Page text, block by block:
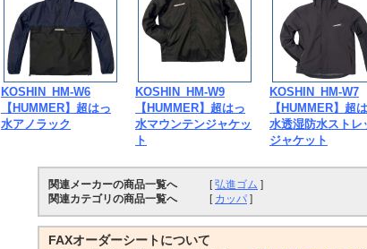
KOSHIN_HM-W6
【HUMMER】超はっ
水アノラック
KOSHIN_HM-W9
【HUMMER】超はっ
水マウンテンジャケッ
ト
KOSHIN_HM-W7
【HUMMER】超
水透湿防水ストレ
ジャケット
関連メーカーの商品一覧へ [弘進ゴム ]
関連カテゴリの商品一覧へ
[ カッパ ]
FAXオーダーシートについて